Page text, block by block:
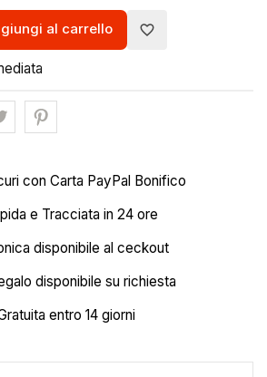
al carrello favorite_border
con Carta PayPal Bonifico
e Tracciata in 24 ore
disponibile al ceckout
disponibile su richiesta
entro 14 giorni